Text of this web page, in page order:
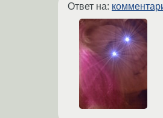
Ответ на: